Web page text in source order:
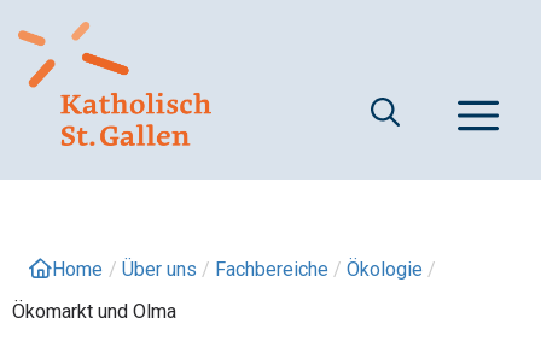
zum
Inhalt
Home / Über uns / Fachbereiche / Ökologie /
Ökomarkt und Olma